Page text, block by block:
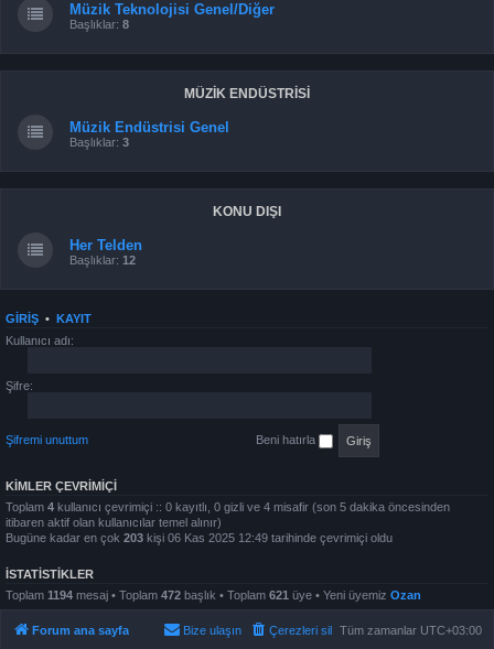
Müzik Teknolojisi Genel/Diğer
Başlıklar: 8
MÜZİK ENDÜSTRİSİ
Müzik Endüstrisi Genel
Başlıklar: 3
KONU DIŞI
Her Telden
Başlıklar: 12
GIRIŞ • KAYIT
Kullanıcı adı:
Şifre:
Şifremi unuttum Beni hatırla
KIMLER ÇEVRIMIÇI
Toplam 4 kullanıcı çevrimiçi :: 0 kayıtlı, 0 gizli ve 4 misafir (son 5 dakika öncesinden
itibaren aktif olan kullanıcılar temel alınır)
Bugüne kadar en çok 203 kişi 06 Kas 2025 12:49 tarihinde çevrimiçi oldu
İSTATISTIKLER
Toplam 1194 mesaj • Toplam 472 başlık • Toplam 621 üye • Yeni üyemiz Ozan
Forum ana sayfa Tüm zamanlar UTC+03:00
Çerezleri sil
Bize ulaşın